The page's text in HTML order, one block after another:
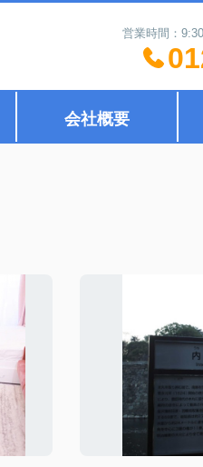
営業時間：
会社概要